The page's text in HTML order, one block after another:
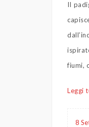
Il
fiumi,
Leggi
8